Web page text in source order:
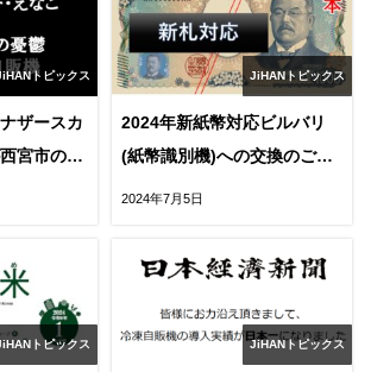
トピックス
ザースカ
宮市のア
を特集
JiHANトピックス
2024年新紙幣対応ビルバリ
(紙幣識別機)への交換のご案
2024年7月5日
トピックス JiHANトピックス